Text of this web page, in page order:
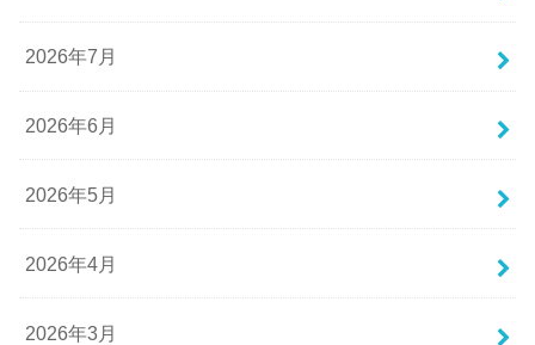
2026年7月
2026年6月
2026年5月
2026年4月
2026年3月